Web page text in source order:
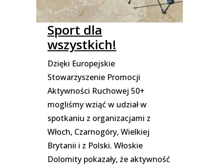
Sport dla
wszystkich!
Dzięki Europejskie
Stowarzyszenie Promocji
Aktywności Ruchowej 50+
mogliśmy wziąć w udział w
spotkaniu z organizacjami z
Włoch, Czarnogóry, Wielkiej
Brytanii i z Polski. Włoskie
Dolomity pokazały, że aktywność